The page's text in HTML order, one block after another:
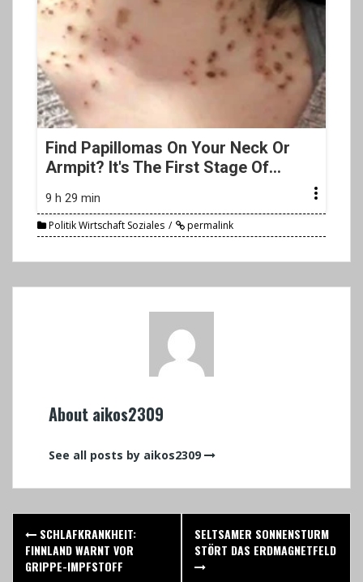
Find Papillomas On Your Neck Or
Armpit? It's The First Stage Of...
9 h 29 min
Politik Wirtschaft Soziales permalink
About aikos2309
See all posts by aikos2309
Post
navigation
SCHLAFKRANKHEIT:
FINNLAND WARNT VOR
GRIPPE-IMPFSTOFF
SELTSAMER SONNENSTURM
STÖRT DAS ERDMAGNETFELD